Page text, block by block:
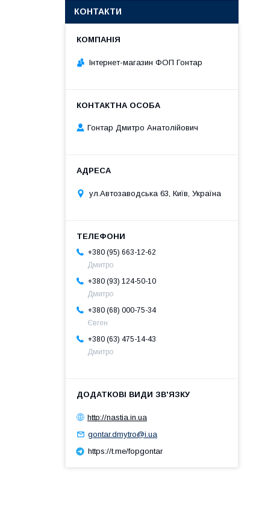
КОНТАКТИ
Інтернет-магазин ФОП Гонтар
Гонтар Дмитро Анатолійович
ул.Автозаводська 63, Київ, Україна
+380 (95) 663-12-62
Дмитро
+380 (93) 124-50-10
Дмитро
+380 (68) 000-75-34
Євген
+380 (63) 475-14-43
Дмитро
http://nastia.in.ua
gontar.dmytro@i.ua
https://t.me/fopgontar